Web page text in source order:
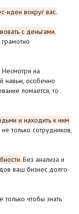
идеи вокруг вас.
с деньгами.
грамотно
Несмотря на
навык, особенно
ломается, то
и находить к ним
только сотрудников,
Без анализа и
ваш бизнес долго
только чтобы знать